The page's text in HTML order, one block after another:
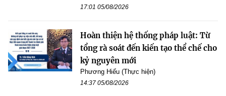
17:01 05/08/2026
Hoàn thiện hệ thống pháp luật: Từ
tổng rà soát đến kiến tạo thể chế cho
kỷ nguyên mới
Phương Hiếu (Thực hiện)
14:37 05/08/2026